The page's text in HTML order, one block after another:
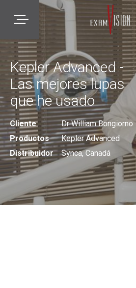
Kepler Advanced -
Las mejores lupas
que he usado
Cliente
Dr William Bongiorno
Productos
Kepler Advanced
Distribuidor
Synca, Canadá